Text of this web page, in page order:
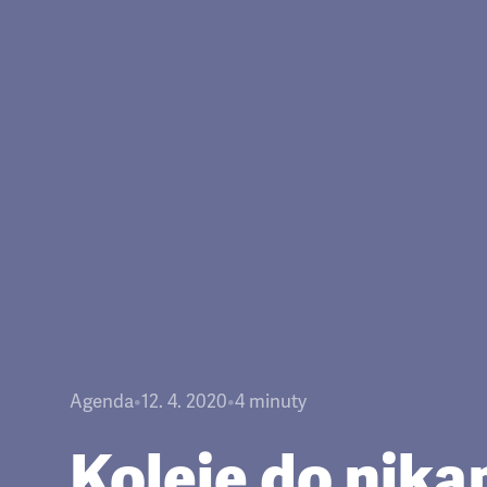
Agenda•12. 4. 2020•4 minuty